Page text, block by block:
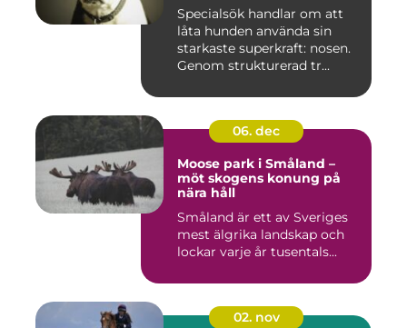
Specialsök handlar om att
låta hunden använda sin
starkaste superkraft: nosen.
Genom strukturerad tr...
06. dec
Moose park i Småland –
möt skogens konung på
nära håll
Småland är ett av Sveriges
mest älgrika landskap och
lockar varje år tusentals...
02. nov